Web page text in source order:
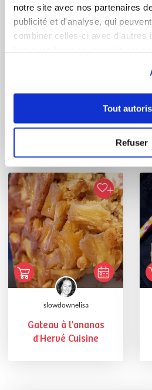
notre site avec nos partenaires
publicité et d'analyse, qui
combiner celles-ci avec d'autres
Tout
Refuser
slowdownelisa
Gateau à l'ananas
d'Hervé Cuisine